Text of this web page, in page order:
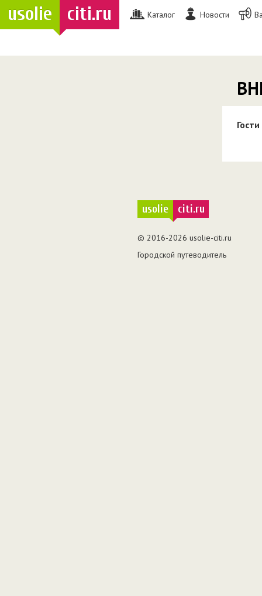
usolie citi.ru Каталог Новости
Гости
usolie citi.ru
© 2016-2026 usolie-citi.ru
Городской путеводитель